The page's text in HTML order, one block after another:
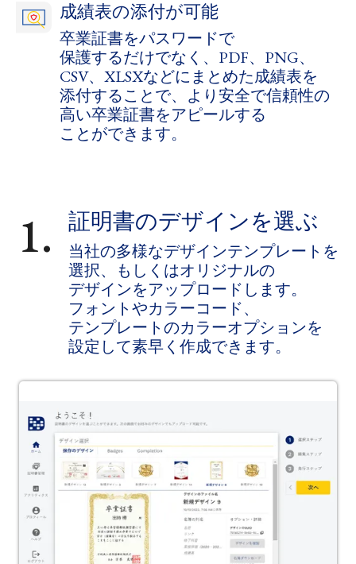
成績表の​添付が​可能
卒業証書を​​​パスワードで​​​
保護するだけでなく、​​​PDF、​​​PNG、​​​
CSV、​​​XLSXなどに​​​まと​​​めた​​​成績表を​​​
添付する​​​ことで、​​​より​​​安全で​​​​信頼性の​​​
高い​​​卒業証書を​​​アピールする​​​
ことができます。
1. 証明書の​デザインを​選ぶ
当社の​多様な​デザインテンプレートを​
選択、​もしくは​オリジナルの​
デザインを​アップロードします。​
フォントや​カラーコード、​
テンプレートの​カラーオプションを​
設定して​素早く​作成できます。